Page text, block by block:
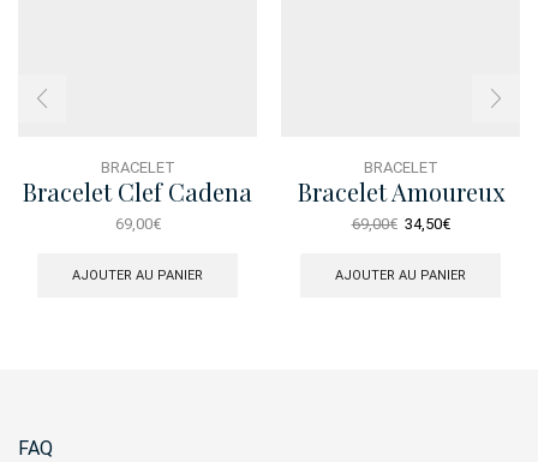
BRACELET
Bracelet Clef Cadena
69,00€
AJOUTER AU PANIER
BRACELET
Bracelet Amoureux
Swarovski
69,00€ Le
initial
34,50€Le
actuel
AJOUTER AU PANIER
FAQ